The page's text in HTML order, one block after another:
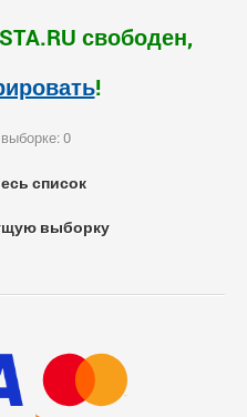
свободен,
!
0
список
выборку